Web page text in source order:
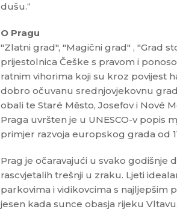
dušu.“
O Pragu
"Zlatni grad", "Magični grad" , "Grad
prijestolnica Češke s pravom i
ratnim vihorima koji su kroz povijest
dobro očuvanu srednjovjekovnu
obali te Staré Město, Josefov i Nové
Praga uvršten je u UNESCO-v popis
primjer razvoja europskog grada od
Prag je očaravajući u svako godišnje
rascvjetalih trešnji u zraku. Ljeti
parkovima i vidikovcima s najljepšim
jesen kada sunce obasja rijeku